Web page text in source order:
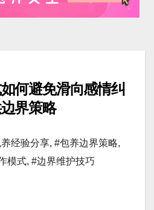
何避免滑向感情纠
界策略
经验分享, #包养边界策略,
模式, #边界维护技巧